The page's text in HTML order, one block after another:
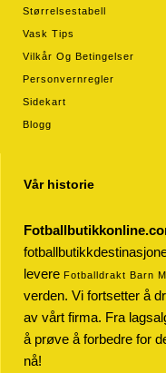
Størrelsestabell
Vask Tips
Vilkår Og Betingelser
Personvernregler
Sidekart
Blogg
Vår historie
levere Fotballdrakt Barn
verden. Vi fortsetter å
av vårt firma. Fra
å prøve å forbedre for
nå!